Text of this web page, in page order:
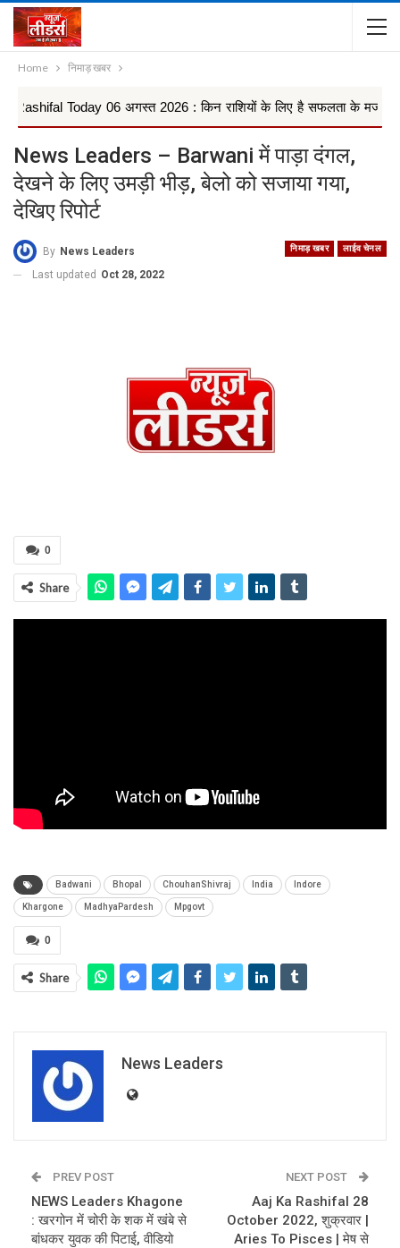
Home निमाड़ खबर
Today 06 अगस्त 2026 : किन राशियों के लिए है सफलता के मजबूत योग, वृषभ,
News Leaders – Barwani में पाड़ा दंगल,
देखने के लिए उमड़ी भीड़, बेलो को सजाया गया,
देखिए रिपोर्ट
निमाड़ खबर लाईव चेनल
By News Leaders
Last updated Oct 28, 2022
0
Share
Badwani Bhopal ChouhanShivraj India Indore
Khargone MadhyaPardesh Mpgovt
0
Share
News Leaders
PREV POST
NEWS Leaders Khagone
: खरगोन में चोरी के शक में खंबे से
बांधकर युवक की पिटाई, वीडियो
NEXT POST
Aaj Ka Rashifal 28
October 2022, शुक्रवार |
Aries To Pisces | मेष से